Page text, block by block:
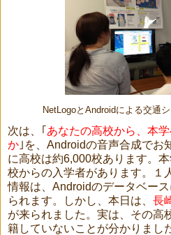
NetLogoとAndroidによる交通
次は、｢ あなたの高校から、本
か ｣を、Androidの音声合成でお
に高校は約6,000校あります。
校からの入学者があります。１
情報は、Androidのデータベー
られます。しかし、本日は、 長
が来られました。実は、その高
籍していないことが分かりまし